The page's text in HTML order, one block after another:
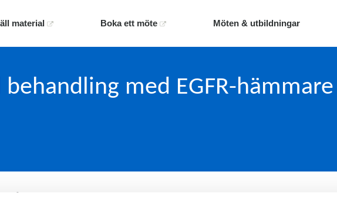
material Boka ett möte Möten & utbildningar
med EGFR-hämmare